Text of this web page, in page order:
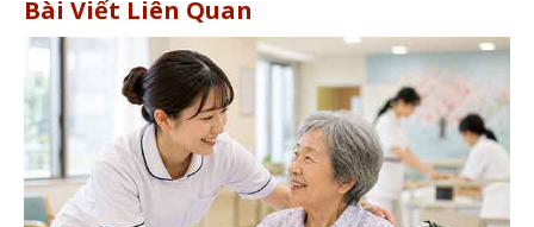
Bài Viết Liên Quan